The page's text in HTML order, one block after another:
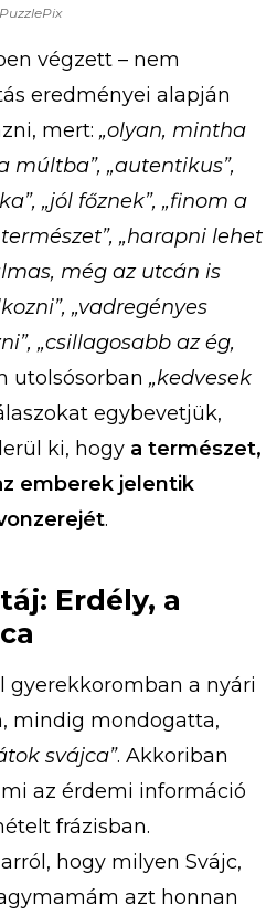
PuzzlePix
végzett – nem
eredményei alapján
mert: „olyan, mintha
„autentikus”,
„jól főznek”, „finom a
„harapni lehet
még az utcán is
„vadregényes
„csillagosabb az ég,
utolsósorban „kedvesek
egybevetjük,
ki, hogy a természet,
emberek jelentik
.
Erdély, a
gyerekkoromban a nyári
mindig mondogatta,
svájca”. Akkoriban
az érdemi információ
frázisban.
hogy milyen Svájc,
azt honnan